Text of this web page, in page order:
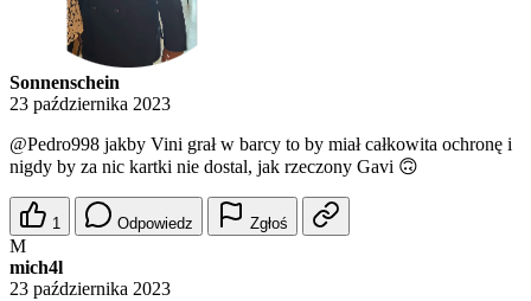
Sonnenschein
23 października 2023
@Pedro998 jakby Vini grał w barcy to by miał całkowita ochronę i
nigdy by za nic kartki nie dostal, jak rzeczony Gavi 🙃
1 Odpowiedz Zgłoś
M
mich4l
23 października 2023